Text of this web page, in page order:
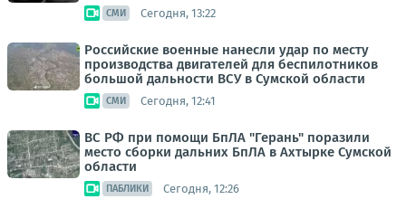
СМИ Сегодня, 13:22
Российские военные нанесли удар по месту
производства двигателей для беспилотников
большой дальности ВСУ в Сумской области
СМИ Сегодня, 12:41
ВС РФ при помощи БпЛА "Герань" поразили
место сборки дальних БпЛА в Ахтырке Сумской
области
ПАБЛИКИ Сегодня, 12:26